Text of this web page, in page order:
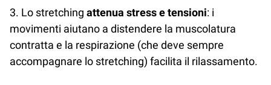
3. Lo stretching attenua stress e tensioni: i
movimenti aiutano a distendere la muscolatura
contratta e la respirazione (che deve sempre
accompagnare lo stretching) facilita il rilassamento.